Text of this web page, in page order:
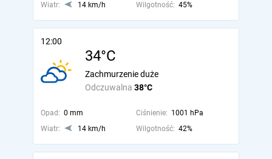
Wiatr:
14 km/h Wilgotność: 45%
12:00
34°C
Odczuwalna 38°C
Zachmurzenie duże
Opad: 0 mm Ciśnienie: 1001 hPa
Wiatr:
14 km/h Wilgotność: 42%